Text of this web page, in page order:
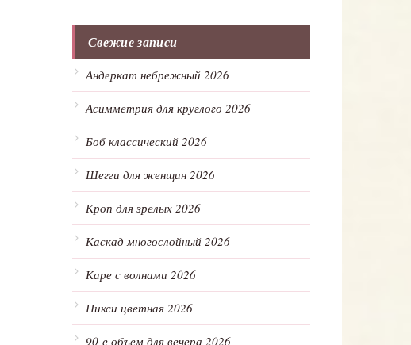
Свежие записи
Андеркат небрежный 2026
Асимметрия для круглого 2026
Боб классический 2026
Шегги для женщин 2026
Кроп для зрелых 2026
Каскад многослойный 2026
Каре с волнами 2026
Пикси цветная 2026
90-е объем для вечера 2026